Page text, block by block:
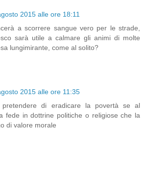
2015 alle ore 18:11
a scorrere sangue vero per le strade,
sarà utile a calmare gli animi di molte
lungimirante, come al solito?
2015 alle ore 11:35
di eradicare la povertà se al
fede in dottrine politiche o religiose che la
di valore morale